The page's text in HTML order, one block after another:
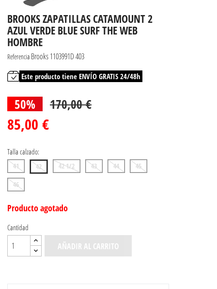
BROOKS ZAPATILLAS CATAMOUNT 2
AZUL VERDE BLUE SURF THE WEB
HOMBRE
Referencia Brooks 1103991D 403
Este producto tiene ENVÍO GRATIS 24/48h
50% 170,00 €
85,00 €
Talla calzado:
41 42 42 1/2 43 44
45
46
Producto agotado
Cantidad
AÑADIR AL CARRITO